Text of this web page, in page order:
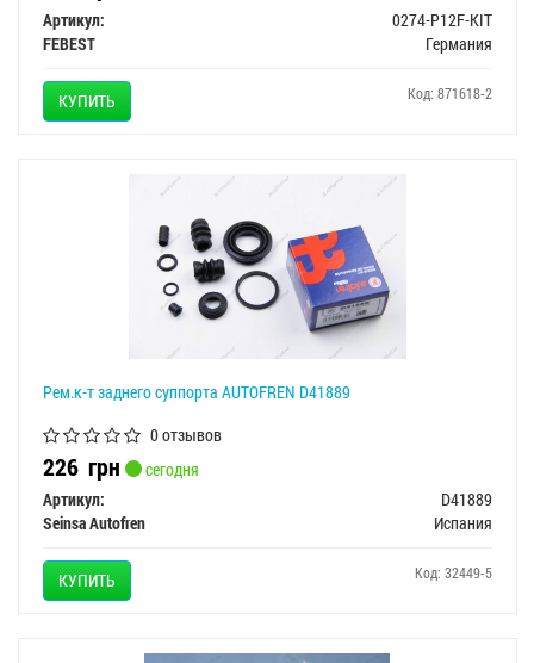
Артикул:
0274-P12F-KIT
FEBEST
Германия
КУПИТЬ Код: 871618-2
Рем.к-т заднего суппорта AUTOFREN D41889
0 отзывов
226 грн
сегодня
Артикул:
D41889
Seinsa Autofren
Испания
КУПИТЬ Код: 32449-5